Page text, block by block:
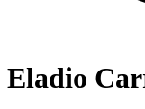
Eladio